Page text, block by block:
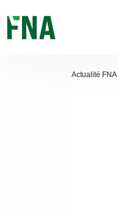
recherche
Actualité FNA